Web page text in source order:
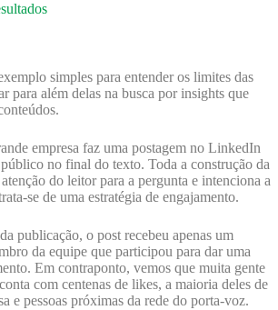
simples para entender os limites das
para além delas na busca por insights que
empresa faz uma postagem no LinkedIn
no final do texto. Toda a construção da
do leitor para a pergunta e intenciona a
se de uma estratégia de engajamento.
publicação, o post recebeu apenas um
da equipe que participou para dar uma
Em contraponto, vemos que muita gente
com centenas de likes, a maioria deles de
e pessoas próximas da rede do porta-voz.